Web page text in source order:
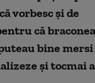
vorbesc și de
că
bine mersi
și tocmai